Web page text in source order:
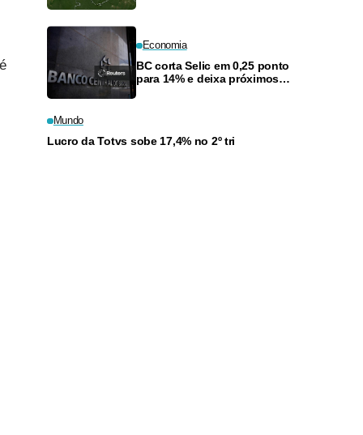
Economia
BC corta Selic em 0,25 ponto
para 14% e deixa próximos
Mundo
Lucro da Totvs sobe 17,4% no 2º tri